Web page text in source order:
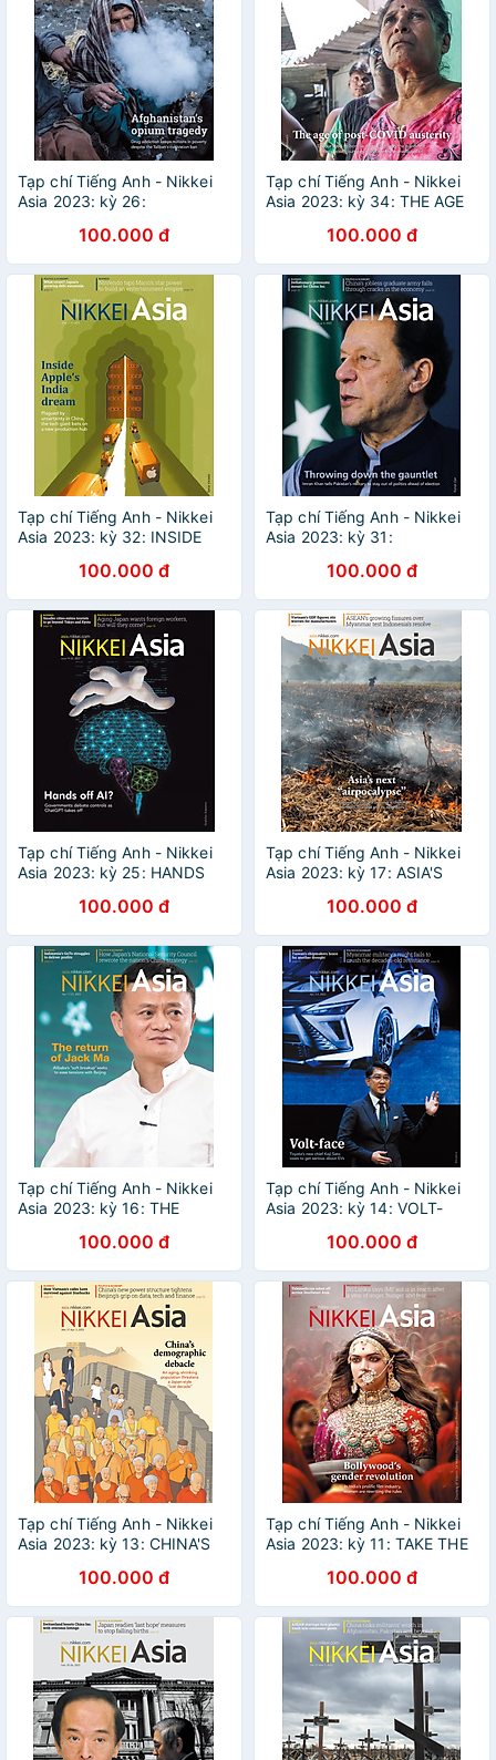
Tạp chí Tiếng Anh - Nikkei
Asia 2023: kỳ 26:
TRAGEDY100.000 đ
Tạp chí Tiếng Anh - Nikkei
Asia 2023: kỳ 34: THE AGE
AUSTERITY100.000 đ
Tạp chí Tiếng Anh - Nikkei
Asia 2023: kỳ 32: INSIDE
100.000 đ
Tạp chí Tiếng Anh - Nikkei
Asia 2023: kỳ 31:
GAUNTLET100.000 đ
Tạp chí Tiếng Anh - Nikkei
Asia 2023: kỳ 25: HANDS
100.000 đ
Tạp chí Tiếng Anh - Nikkei
Asia 2023: kỳ 17: ASIA'S
100.000 đ
Tạp chí Tiếng Anh - Nikkei
Asia 2023: kỳ 16: THE
100.000 đ
Tạp chí Tiếng Anh - Nikkei
Asia 2023: kỳ 14: VOLT-
100.000 đ
Tạp chí Tiếng Anh - Nikkei
Asia 2023: kỳ 13: CHINA'S
13.23 tạp chí kinh tế nước
ngoài, nhập khẩu từ
Singapore
100.000 đ
Tạp chí Tiếng Anh - Nikkei
Asia 2023: kỳ 11: TAKE THE
100.000 đ